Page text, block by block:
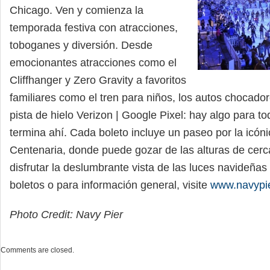
Chicago. Ven y comienza la
temporada festiva con atracciones,
toboganes y diversión. Desde
emocionantes atracciones como el
Cliffhanger y Zero Gravity a favoritos
familiares como el tren para niños, los autos
pista de hielo Verizon | Google Pixel: hay algo para
termina ahí. Cada boleto incluye un paseo por la
Centenaria, donde puede gozar de las alturas de
disfrutar la deslumbrante vista de las luces
boletos o para información general, visite
Photo Credit: Navy Pier
Comments are closed.